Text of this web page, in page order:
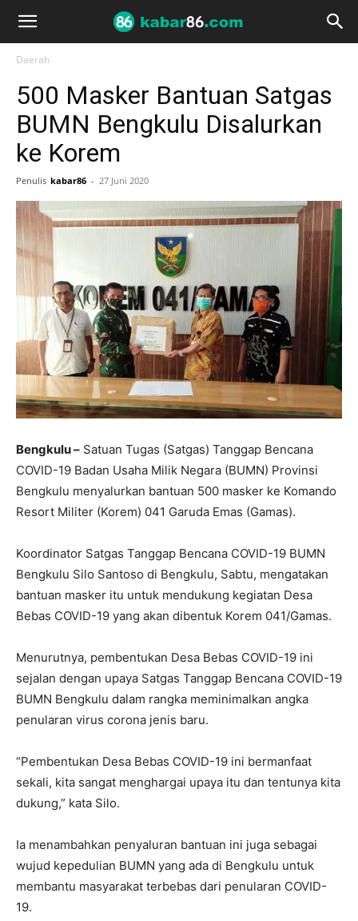
Daerah
500 Masker Bantuan Satgas
BUMN Bengkulu Disalurkan
ke Korem
Penulis kabar86 - 27 Juni 2020
Bengkulu – Satuan Tugas (Satgas) Tanggap Bencana
COVID-19 Badan Usaha Milik Negara (BUMN) Provinsi
Bengkulu menyalurkan bantuan 500 masker ke Komando
Resort Militer (Korem) 041 Garuda Emas (Gamas).
Koordinator Satgas Tanggap Bencana COVID-19 BUMN
Bengkulu Silo Santoso di Bengkulu, Sabtu, mengatakan
bantuan masker itu untuk mendukung kegiatan Desa
Bebas COVID-19 yang akan dibentuk Korem 041/Gamas.
Menurutnya, pembentukan Desa Bebas COVID-19 ini
sejalan dengan upaya Satgas Tanggap Bencana COVID-19
BUMN Bengkulu dalam rangka meminimalkan angka
penularan virus corona jenis baru.
“Pembentukan Desa Bebas COVID-19 ini bermanfaat
sekali, kita sangat menghargai upaya itu dan tentunya kita
dukung,” kata Silo.
Ia menambahkan penyaluran bantuan ini juga sebagai
wujud kepedulian BUMN yang ada di Bengkulu untuk
membantu masyarakat terbebas dari penularan COVID-
19.